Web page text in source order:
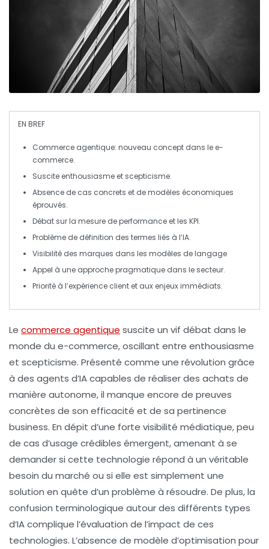
EN BREF
Commerce agentique: nouveau concept dans le e-
commerce.
Suscite enthousiasme et scepticisme.
Absence de cas concrets et demodèles économiques
éprouvés.
Débat sur la mesure de performance et les KPI.
Problème de définition des termes liés à l’IA.
Visibilité des marques dans les modèles de langage
Appel à une approchepragmatique dans le secteur.
Priorité à l’expérience client et aux enjeuximmédiats.
Le commerce agentique suscite un vif débat dans le
monde du e-commerce, oscillant entre enthousiasme
et scepticisme. Présenté comme une révolution grâce
à des agents d’IA capables de réaliser des achats de
manière autonome, il manque encore de preuves
concrètes de son efficacité et de sa pertinence
business. En dépit d’une forte visibilité médiatique, peu
de cas d’usage crédibles émergent, amenant à se
demander si cette technologie répond à un véritable
besoin du marché ou si elle est simplement une
solution en quête d’un problème à résoudre. De plus, la
confusion terminologique autour des différents types
d’IA complique l’évaluation de l’impact de ces
technologies. L’absence de modèle d’optimisation pour